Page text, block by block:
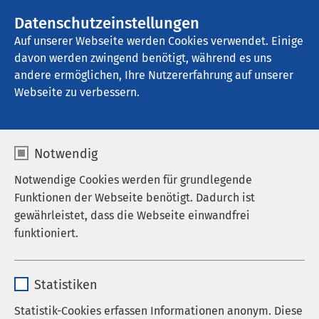
Datenschutzeinstellungen
Auf unserer Webseite werden Cookies verwendet. Einige
davon werden zwingend benötigt, während es uns
andere ermöglichen, Ihre Nutzererfahrung auf unserer
Webseite zu verbessern.
Notwendig
Notwendige Cookies werden für grundlegende
Funktionen der Webseite benötigt. Dadurch ist
gewährleistet, dass die Webseite einwandfrei
funktioniert.
Anbieter sgalinski
Statistiken
Statistik-Cookies erfassen Informationen anonym. Diese
AMEOS Hanse Klinikum Anklam
Aktuelles
Nachrichten